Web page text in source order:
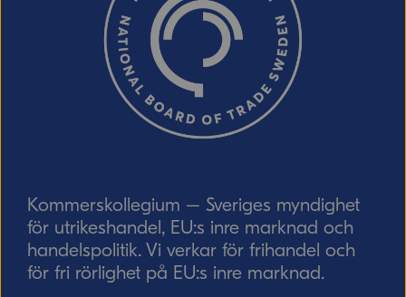
Ordverifiering Uppdatera captcha
Kommerskollegium – Sveriges myndighet
för utrikeshandel, EU:s inre marknad och
handelspolitik. Vi verkar för frihandel och
för fri rörlighet på EU:s inre marknad.